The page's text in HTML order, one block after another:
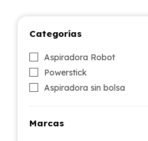
Categorías
Aspiradora Robot
Powerstick
Aspiradora sin bolsa
Marcas